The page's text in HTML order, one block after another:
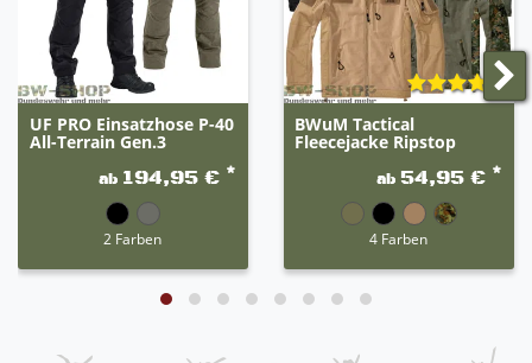
UF PRO Einsatzhose P-40
All-Terrain Gen.3
ab 194,95 € *
2 Farben
BWuM Tactical
Fleecejacke Ripstop
ab 54,95 € *
4 Farben